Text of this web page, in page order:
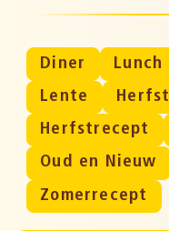
Diner Lunch
Lente
Herfst
Herfstrecept
Oud en Nieuw
Zomerrecept